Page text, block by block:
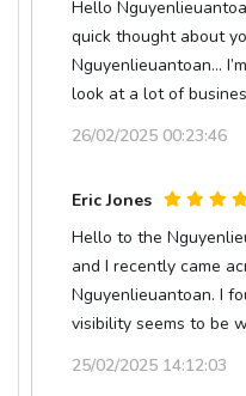
Hello
quick thought about
Nguyenlieuantoan...
look at a lot of
26/02/2025 00:23:46
Eric Jones
Hello to the
and I recently came
Nguyenlieuantoan. I
visibility seems to be
25/02/2025 14:12:03